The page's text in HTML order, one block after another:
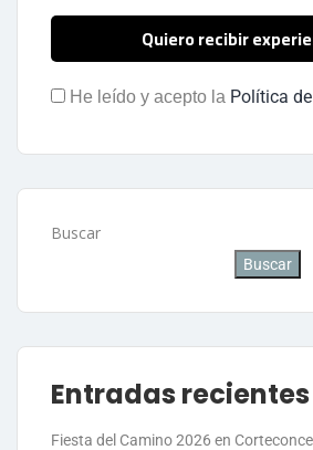
He leído y acepto la Política
Buscar
Buscar
Entradas recientes
Fiesta del Camino 2026 en